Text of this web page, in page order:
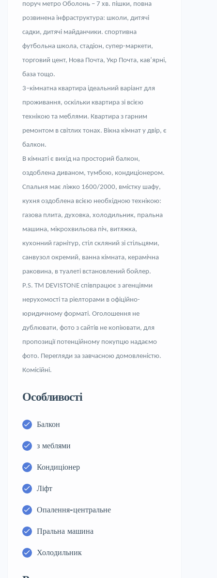
поруч метро Оболонь – 7 хв. пішки, повна
розвинена інфраструктура: школи, дитячі
садки, дитячі майданчики. спортивна
футбольна школа, стадіон, супер-маркети,
торговий цент, Нова Почта, Укр Почта, кав’ярні,
база тощо.
3–кімнатна квартира ідеальний варіант для
проживання, оскільки квартира зі всією
технікою та меблями. Квартира з гарним
ремонтом в світлих тонах. Вікна кімнат у двір, є
балкон.
В кімнаті є вихід на просторий балкон,
оздоблена диваном, тумбою, кондиціонером.
Спальня має ліжко 1600/2000, вмістку шафу,
кухня оздоблена всією необхідною технікою:
газова плита, духовка, холодильник, пральна
машина, мікрохвильова піч, витяжка,
кухонний гарнітур, стіл скляний зі стільцями,
санвузол окремий, ванна кімната, керамічна
раковина, в туалеті встановлений бойлер.
Р.S. ТМ DEVISTONE співпрацює з агенціями
нерухомості та ріелторами в офіційно-
юридичному форматі. Оголошення не
дублювати, фото з сайтів не копіювати, для
пропозиції потенційному покупцю надаємо
фото. Перегляди за завчасною домовленістю.
Комісійні.
Особливості
Балкон
з меблями
Кондиціонер
Ліфт
Опалення-центральне
Пральна машина
Холодильник